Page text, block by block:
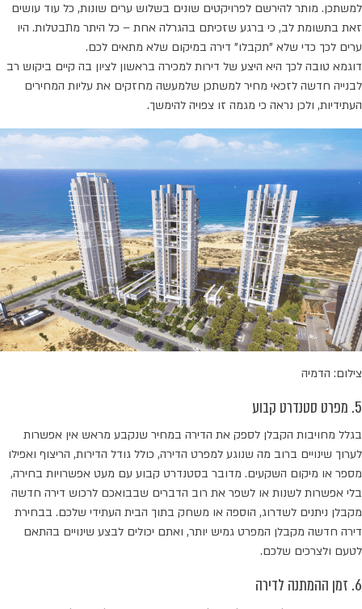
למשתכן. מותר להירשם לפרויקטים שונים בשלוש ערים שונות, כל עוד עושים
זאת בתשומת לב, כי ברגע שזכיתם בהגרלה אחת – כל היתר מתבטלות. היו
ערים לכך כדי שלא "תקבלו" דירה במיקום שלא מתאים לכם.
דוגמא טובה לכך היא היצע של דירות למכירה בראשון לציון בה קיים ביקוש רב
לבנייה חדשה לזכאי מחיר למשתכן שלמעשה מחזקים את עליות המחירים
העתידיות, ולכן נראה כי מגמה זו צפויה להימשך.
צילום: הדמיה
5. מפרט סטנדרט קבוע
בגלל מחויבות הקבלן לספק את הדירה במחיר שנקבע מראש אין אפשרות
לערוך שינויים ברוב מה שנוגע למפרט הדירה, כולל גודל הדירות, הריצוף ואפילו
מספר או מיקום השקעים. מדובר בסטנדרט קבוע עם מעט אפשרויות בחירה,
בלי אפשרות לשנות או לשפר את רוב הדברים שבבואכם לרכוש דירה חדשה
מקבלן ניתנים לשדרוג, הוספה או משחק בתוך הבית העתידי שלכם. בבחירת
דירה חדשה מקבלן המפרט גמיש יותר, ואתם יכולים לבצע שינויים בהתאם
לטעם ולצרכים שלכם.
6. זמן ההמתנה לדירה